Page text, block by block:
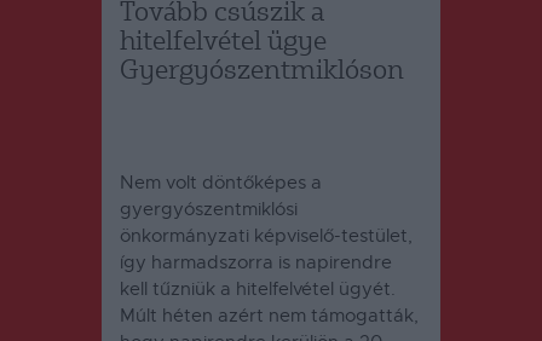
Tovább csúszik a
hitelfelvétel ügye
Gyergyószentmiklóson
Nem volt döntőképes a
gyergyószentmiklósi
önkormányzati képviselő-testület,
így harmadszorra is napirendre
kell tűzniük a hitelfelvétel ügyét.
Múlt héten azért nem támogatták,